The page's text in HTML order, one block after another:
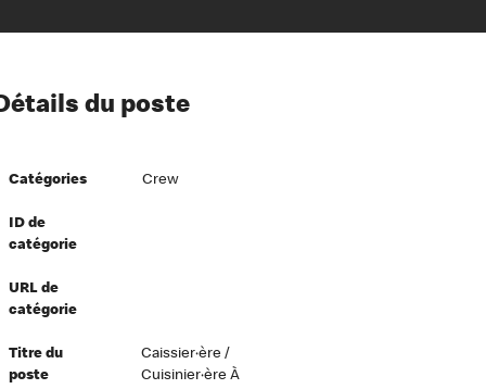
à l’égard de nos employés
directeurs
équité et inclusion
au travail
du poste
Catégories Crew
ID de
catégorie
URL de
catégorie
Titre du
poste
Caissier·ère /
Cuisinier·ère À